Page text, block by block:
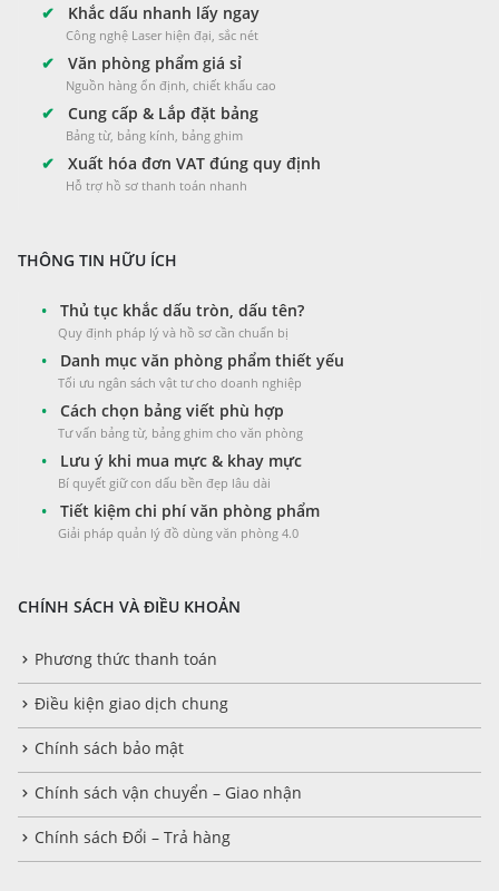
✔ Khắc dấu nhanh lấy ngay
Công nghệ Laser hiện đại, sắc nét
✔ Văn phòng phẩm giá sỉ
Nguồn hàng ổn định, chiết khấu cao
✔ Cung cấp & Lắp đặt bảng
Bảng từ, bảng kính, bảng ghim
✔ Xuất hóa đơn VAT đúng quy định
Hỗ trợ hồ sơ thanh toán nhanh
THÔNG TIN HỮU ÍCH
• Thủ tục khắc dấu tròn, dấu tên?
Quy định pháp lý và hồ sơ cần chuẩn bị
• Danh mục văn phòng phẩm thiết yếu
Tối ưu ngân sách vật tư cho doanh nghiệp
• Cách chọn bảng viết phù hợp
Tư vấn bảng từ, bảng ghim cho văn phòng
• Lưu ý khi mua mực & khay mực
Bí quyết giữ con dấu bền đẹp lâu dài
• Tiết kiệm chi phí văn phòng phẩm
Giải pháp quản lý đồ dùng văn phòng 4.0
CHÍNH SÁCH VÀ ĐIỀU KHOẢN
Phương thức thanh toán
Điều kiện giao dịch chung
Chính sách bảo mật
Chính sách vận chuyển – Giao nhận
Chính sách Đổi – Trả hàng